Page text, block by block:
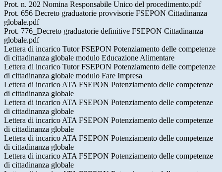
Prot. n. 202 Nomina Responsabile Unico del procedimento.pdf
Prot. 656 Decreto graduatorie provvisorie FSEPON Cittadinanza
globale.pdf
Prot. 776_Decreto graduatorie definitive FSEPON Cittadinanza
globale.pdf
Lettera di incarico Tutor FSEPON Potenziamento delle competenze
di cittadinanza globale modulo Educazione Alimentare
Lettera di incarico Tutor FSEPON Potenziamento delle competenze
di cittadinanza globale modulo Fare Impresa
Lettera di incarico ATA FSEPON Potenziamento delle competenze
di cittadinanza globale
Lettera di incarico ATA FSEPON Potenziamento delle competenze
di cittadinanza globale
Lettera di incarico ATA FSEPON Potenziamento delle competenze
di cittadinanza globale
Lettera di incarico ATA FSEPON Potenziamento delle competenze
di cittadinanza globale
Lettera di incarico ATA FSEPON Potenziamento delle competenze
di cittadinanza globale